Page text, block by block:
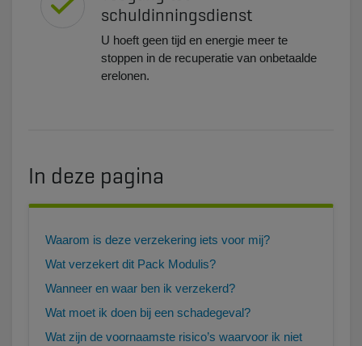
schuldinningsdienst
U hoeft geen tijd en energie meer te
stoppen in de recuperatie van onbetaalde
erelonen.
In deze pagina
Waarom is deze verzekering iets voor mij?
Wat verzekert dit Pack Modulis?
Wanneer en waar ben ik verzekerd?
Wat moet ik doen bij een schadegeval?
Wat zijn de voornaamste risico’s waarvoor ik niet